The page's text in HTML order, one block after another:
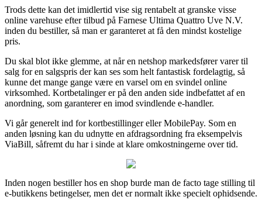
Trods dette kan det imidlertid vise sig rentabelt at granske visse
online varehuse efter tilbud på Farnese Ultima Quattro Uve N.V.
inden du bestiller, så man er garanteret at få den mindst kostelige
pris.
Du skal blot ikke glemme, at når en netshop markedsfører varer til
salg for en salgspris der kan ses som helt fantastisk fordelagtig, så
kunne det mange gange være en varsel om en svindel online
virksomhed. Kortbetalinger er på den anden side indbefattet af en
anordning, som garanterer en imod svindlende e-handler.
Vi går generelt ind for kortbestillinger eller MobilePay. Som en
anden løsning kan du udnytte en afdragsordning fra eksempelvis
ViaBill, såfremt du har i sinde at klare omkostningerne over tid.
Inden nogen bestiller hos en shop burde man de facto tage stilling til
e-butikkens betingelser, men det er normalt ikke specielt ophidsende.